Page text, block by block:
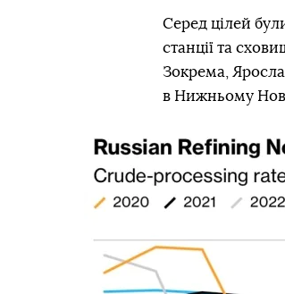
Серед цілей
станції та
Зокрема,
в Нижньому